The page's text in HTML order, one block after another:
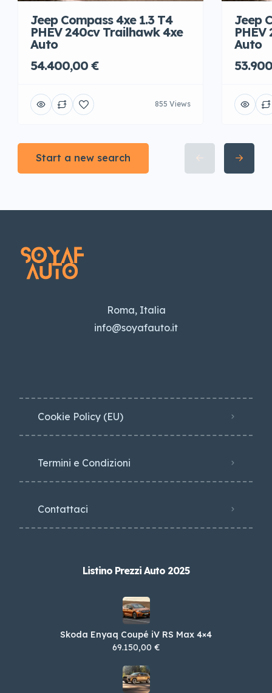
Jeep Compass 4xe 1.3 T4
PHEV 240cv Trailhawk 4xe
Auto
54.400,00 €
855 Views
Jeep
Auto
Start a new search
Roma, Italia
info@soyafauto.it
Cookie Policy (EU)
Termini e Condizioni
Contattaci
Listino Prezzi Auto 2025
Skoda Enyaq Coupé iV RS Max 4×4
69.150,00 €